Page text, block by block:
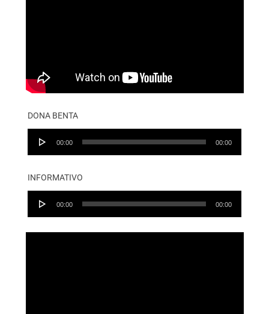
DONA BENTA
Audio
00:00 00:00
INFORMATIVO
Audio
00:00 00:00